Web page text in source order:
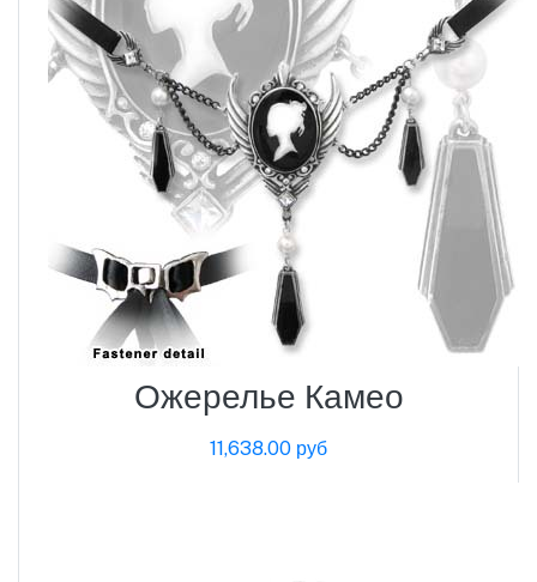
Ожерелье Камео
11,638.00 руб